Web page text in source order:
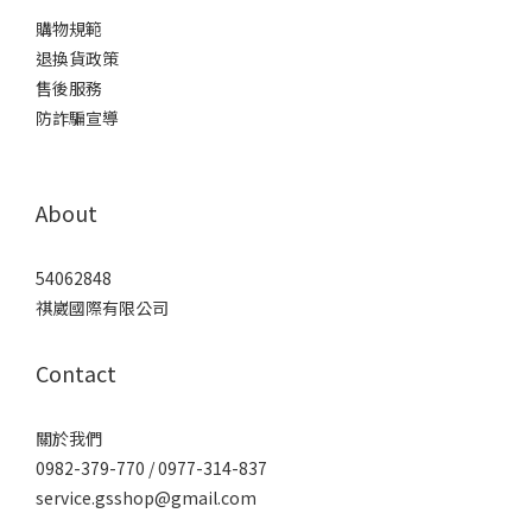
購物規範
退換貨政策
售後服務
防詐騙宣導
About
54062848
祺崴國際有限公司
Contact
關於我們
0982-379-770 / 0977-314-837
service.gsshop@gmail.com